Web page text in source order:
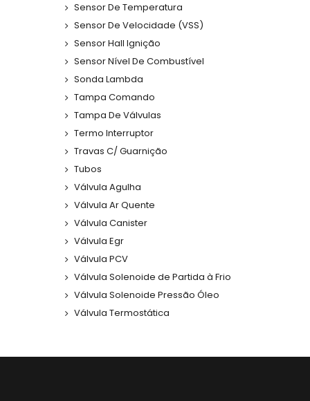
Sensor De Temperatura
Sensor De Velocidade (VSS)
Sensor Hall Ignição
Sensor Nível De Combustível
Sonda Lambda
Tampa Comando
Tampa De Válvulas
Termo Interruptor
Travas C/ Guarnição
Tubos
Válvula Agulha
Válvula Ar Quente
Válvula Canister
Válvula Egr
Válvula PCV
Válvula Solenoide de Partida à Frio
Válvula Solenoide Pressão Óleo
Válvula Termostática